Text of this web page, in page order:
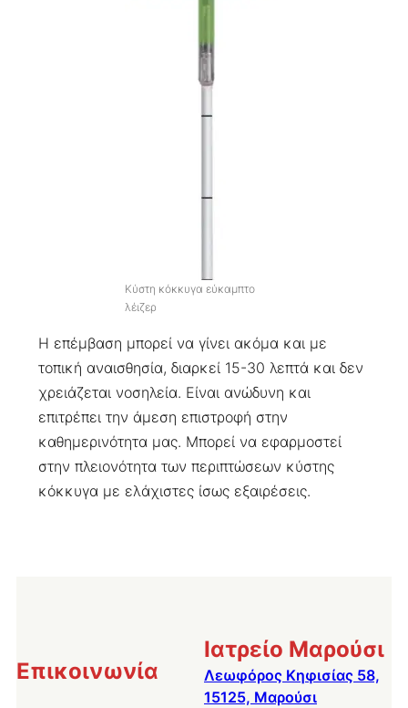
Κύστη κόκκυγα εύκαμπτο
λέιζερ
Η επέμβαση μπορεί να γίνει ακόμα και με
τοπική αναισθησία, διαρκεί 15-30 λεπτά και δεν
χρειάζεται νοσηλεία. Είναι ανώδυνη και
επιτρέπει την άμεση επιστροφή στην
καθημερινότητα μας. Μπορεί να εφαρμοστεί
στην πλειονότητα των περιπτώσεων κύστης
κόκκυγα με ελάχιστες ίσως εξαιρέσεις.
Επικοινωνία
Ιατρείο Μαρούσι
Λεωφόρος Κηφισίας 58,
15125, Μαρούσι